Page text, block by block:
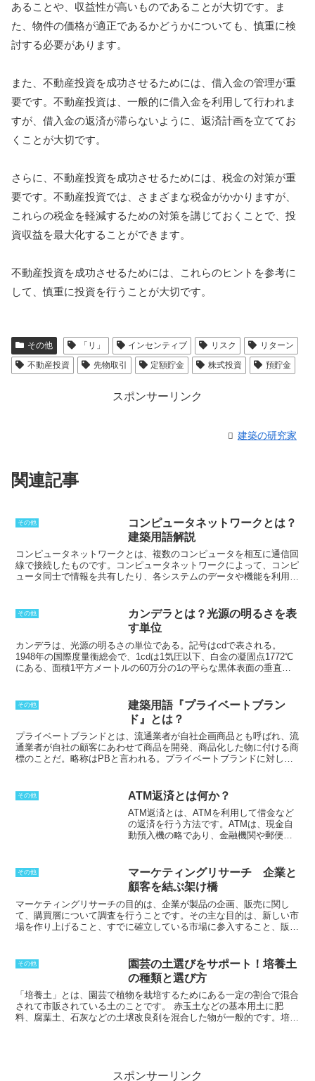
あることや、収益性が高いものであることが大切です。ま
た、物件の価格が適正であるかどうかについても、慎重に検
討する必要があります。
また、不動産投資を成功させるためには、借入金の管理が重
要です。不動産投資は、一般的に借入金を利用して行われま
すが、借入金の返済が滞らないように、返済計画を立ててお
くことが大切です。
さらに、不動産投資を成功させるためには、税金の対策が重
要です。不動産投資では、さまざまな税金がかかりますが、
これらの税金を軽減するための対策を講じておくことで、投
資収益を最大化することができます。
不動産投資を成功させるためには、これらのヒントを参考に
して、慎重に投資を行うことが大切です。
その他 「リ」 インセンティブ リスク
リターン
不動産投資
先物取引 定額貯金 株式投資 預貯金
スポンサーリンク
建築の研究家
関連記事
その他
コンピュータネットワークとは？
建築用語解説
コンピュータネットワーク とは、複数のコンピュータを相互に通信回
線で接続したものです。コンピュータネットワークによって、コンピ
ュータ同士で情報を共有したり、各システムのデータや機能を利用し
種類に分類されます。LANは、同一の建物内や同一の敷地内にあるコ
ンピュータを接続したネットワークのことです。一方、WANは、異
なる建物や異なる敷地にあるコンピュータを接続したネットワークの
ことです。 LANは、一般的にEthernetケーブルや無線LAN(Wi-Fi)で接
続されています。一方、WANは、電話回線や光ファイバーケーブ
ル、衛星回線などで接続されています。コンピュータネットワーク
れぞれ異なる接続方法や用途があります。
その他
カンデラとは？光源の明るさを表
す単位
カンデラは、光源の明るさの単位である。記号はcdで表される。
1948年の国際度量衡総会で、1cdは1気圧以下、白金の凝固点1772℃
にある、面積1平方メートルの60万分の1の平らな黒体表面の垂直方
年の同総会においてこの定義は全面的に改定され、1cdは、周波数
540×1012Hzの単色放射を放出する光源の、放射輝度が1／683W／sr
である方向における強度、と定められた。
は、ラテン語でろうそくという意味のカンデーラに由来している。
その他
建築用語『プライベートブラン
ド』とは？
プライベートブランド とは、流通業者が自社企画商品とも呼ばれ、流
通業者が自社の顧客にあわせて商品を開発、商品化した物に付ける商
標のことだ。略称はPBと言われる 。プライベートブランドに対し
部の製造業者に依頼して生産する。
その他 ATM返済とは何か？
ATM返済とは、ATMを利用して借金など
の返済を行う方法です。ATMは、現金自
動預入機の略であり、金融機関や郵便
利な方法ですが、利用時間や提携先によ
って手数料が発生するため、利用前に確
認しておく必要があります。
ニエンスストアでは、24時間の利用が可
能ですが、時間帯によって手数料が異な
る場合があります。また、メンテナンス
ん。しかし、利用時間は短く設定されて
いるため、実質的には24時間に近い利用
が可能となっています。
だけでなく、借入れもできるようになっ
ていることもあります。
その他
マーケティングリサーチ 企業と
顧客を結ぶ架け橋
マーケティングリサーチの目的は、企業が製品の企画、販売に関し
て、購買層について調査を行うことです。その主な目的は、新しい市
場を作り上げること、すでに確立している市場に参入すること、販売
ービスを提供することができます。調査結果は、マーケティング戦略
を決定する上で重要なデータとなります。また、顧客は、マーケティ
ングリサーチが行われることで、自分の利用したいサービスや購入し
たい商品を効率よく知ることができます。
その他
園芸の土選びをサポート！培養土
の種類と選び方
「培養土」とは、園芸で植物を栽培するためにある一定の割合で混合
されて市販されている土のことです。
赤玉土などの基本用土に肥
料、腐葉土、石灰などの土壌改良剤を混合した物が一般的です。培養
有しない物が良いとされています。鉢植え用、観葉植物用など、育て
スポンサーリンク